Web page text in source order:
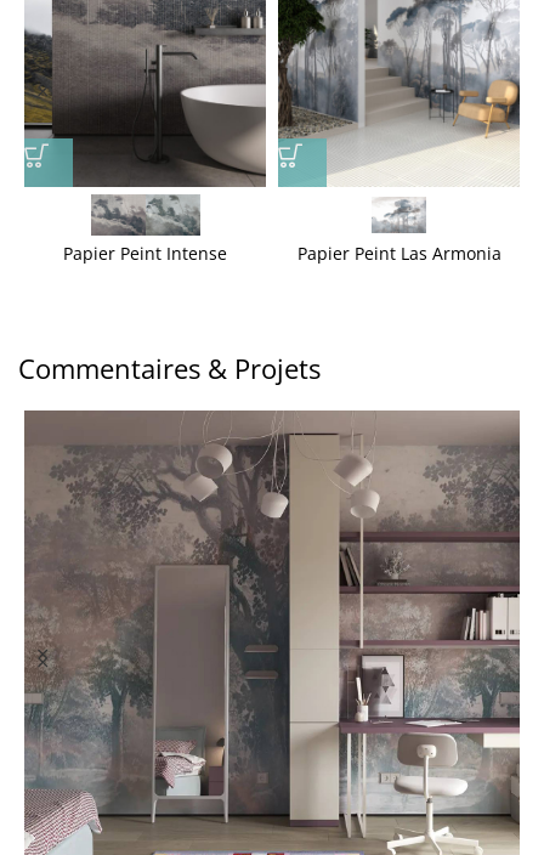
Papier Peint Intense Papier Peint Las Armonia
Commentaires & Projets